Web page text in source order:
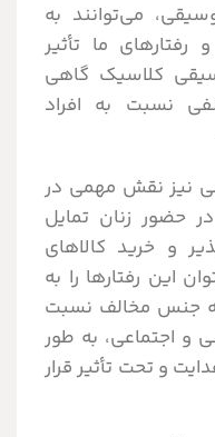
می‌توانند به
رفتارهای ما تأثیر
کلاسیک گاهی
نسبت به افراد
نیز نقش مهمی در
حضور زنان تمایل
و خرید کالاهای
این رفتارها را به
جنس مخالف نسبت
و اجتماعی، به طور
و تحت تأثیر قرار